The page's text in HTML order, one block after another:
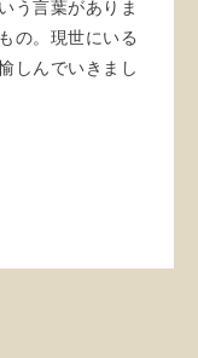
う言葉がありま
の。現世にいる
しんでいきまし